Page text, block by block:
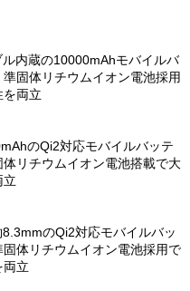
内蔵の10000mAhモバイルバ
固体リチウムイオン電池採用
を両立
のQi2対応モバイルバッテ
リチウムイオン電池搭載で大
立
のQi2対応モバイルバッ
体リチウムイオン電池採用で
両立